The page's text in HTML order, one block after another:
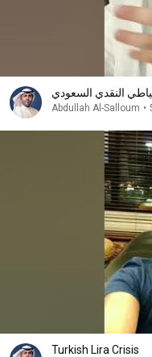
النقدي السعودي
Abdullah Al-Salloum •
Turkish Lira Crisis